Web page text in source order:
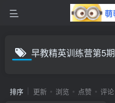
早教精英训练营第5期
排序 更新 浏览 点赞 评论